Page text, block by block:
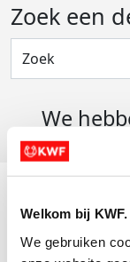
Welkom bij
We gebruiken
Zoek een
We